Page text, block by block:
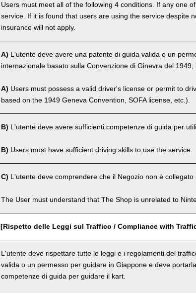
Users must meet all of the following 4 conditions. If any one
service. If it is found that users are using the service despite
insurance will not apply.
A) L'utente deve avere una patente di guida valida o un
internazionale basato sulla Convenzione di Ginevra del 1949,
A) Users must possess a valid driver's license or permit to
based on the 1949 Geneva Convention, SOFA license, etc.).
B) L'utente deve avere sufficienti competenze di guida per
B) Users must have sufficient driving skills to use the service.
C) L'utente deve comprendere che il Negozio non è
The User must understand that The Shop is unrelated to
[Rispetto delle Leggi sul Traffico / Compliance with
L'utente deve rispettare tutte le leggi e i regolamenti del
valida o un permesso per guidare in Giappone e deve
competenze di guida per guidare il kart.